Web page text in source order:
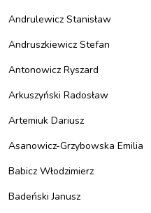
Andrulewicz Stanisław
Andruszkiewicz Stefan
Antonowicz Ryszard
Arkuszyński Radosław
Artemiuk Dariusz
Asanowicz-Grzybowska Emilia
Babicz Włodzimierz
Badeński Janusz